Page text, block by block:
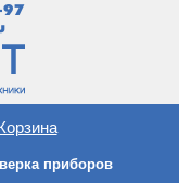
97
приборов